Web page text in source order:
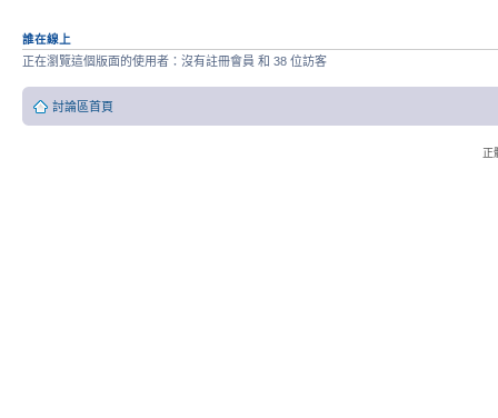
誰在線上
正在瀏覽這個版面的使用者：沒有註冊會員 和 38 位訪客
討論區首頁
正